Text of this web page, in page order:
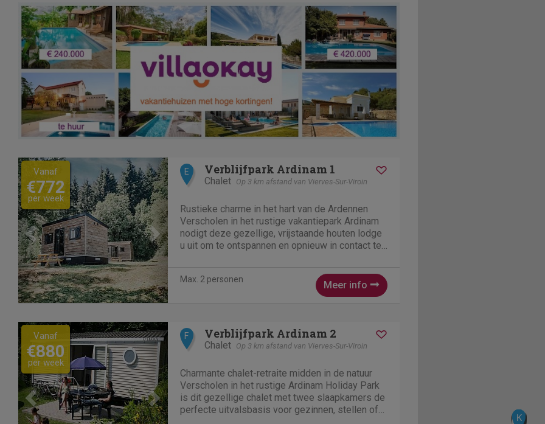
Previous Next
Vanaf
€772
per week
E Verblijfpark Ardinam 1
Chalet Op 3 km afstand van Vierves-Sur-Viroin
Rustieke charme in het hart van de Ardennen
Verscholen in het rustige vakantiepark Ardinam
nodigt deze gezellige, vrijstaande houten lodge
u uit om te ontspannen en opnieuw in contact te
een tiny house...
Max. 2 personen Meer info
Previous Next
Vanaf
€880
per week
F Verblijfpark Ardinam 2
Chalet Op 3 km afstand van Vierves-Sur-Viroin
Charmante chalet-retraite midden in de natuur
Verscholen in het rustige Ardinam Holiday Park
is dit gezellige chalet met twee slaapkamers de
perfecte uitvalsbasis voor gezinnen, stellen of
E
F
G
H
I
J
K